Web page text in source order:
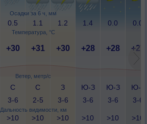
Осадки за 6 ч, мм
Температура, °C
Ветер, метр/с
Дальность видимости, км
0.5 1.1 1.2 1.4 0.0 0.0
+30 +31 +30 +28 +28 +27
С
3-6
С
2-5
З
3-6
Ю-З
3-6
Ю-З
3-6
Ю-З
3-6
>10 >10 >10 >10 >10 >10